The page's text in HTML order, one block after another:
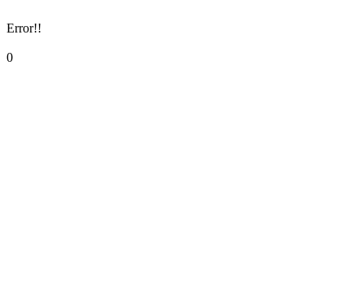
Error!!
0